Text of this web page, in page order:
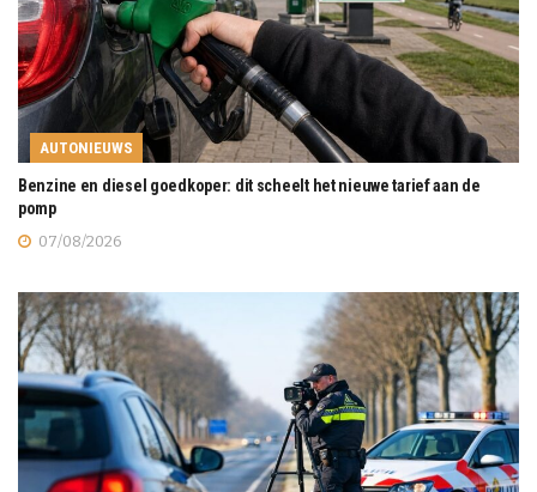
AUTONIEUWS
Benzine en diesel goedkoper: dit scheelt het nieuwe tarief aan de
pomp
07/08/2026